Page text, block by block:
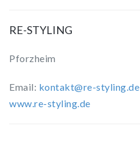
RE-STYLING
Pforzheim
Email: kontakt@re-styling.de
www.re-styling.de